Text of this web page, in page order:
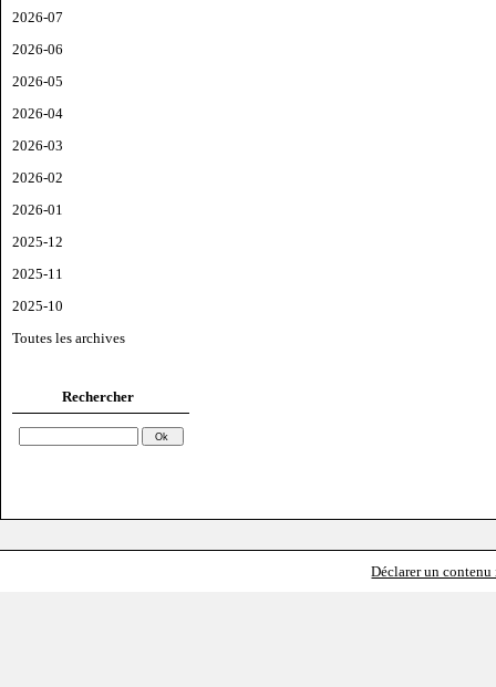
2026-07
2026-06
2026-05
2026-04
2026-03
2026-02
2026-01
2025-12
2025-11
2025-10
Toutes les archives
Rechercher
Déclarer un